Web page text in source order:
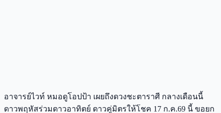
อาจารย์ไวท์ หมอดูโอปป้า เผยถึงดวงชะตาราศี กลางเดือนนี้
ดาวพฤหัสร่วมดาวอาทิตย์ ดาวคู่มิตรให้โชค 17 ก.ค.69 นี้ ขอยก